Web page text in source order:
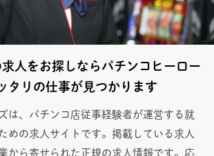
人をお探しならパチンコヒーロー
タリの仕事が見つかります
は、パチンコ店従事経験者が運営する就
めの求人サイトです。掲載している求人
から寄せられた正規の求人情報です。応